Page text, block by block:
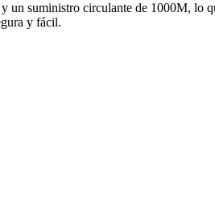
un suministro circulante de 1000M, lo
y fácil.